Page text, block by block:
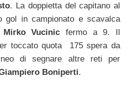
. La doppietta del capitano al
gol in campionato e scavalca
Mirko Vucinic fermo a 9. Il
toccato quota 175 spera da
di segnare altre reti per
Boniperti.